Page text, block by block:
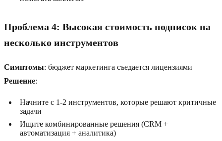
Проблема 4: Высокая стоимость подписок на
несколько инструментов
Симптомы: бюджет маркетинга съедается лицензиями
Решение:
Начните с 1-2 инструментов, которые решают критичные
задачи
Ищите комбинированные решения (CRM +
автоматизация + аналитика)